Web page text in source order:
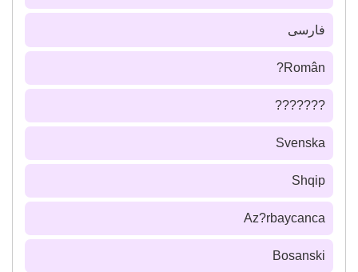
فارسى
Român?
???????
Svenska
Shqip
Az?rbaycanca
Bosanski